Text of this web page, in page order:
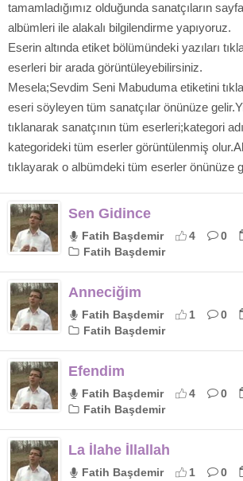
tamamladığımız olduğunda sanatçıların
albümleri ile alakalı bilgilendirme yapıyoruz.
Eserin altında etiket bölümündeki yazıları
eserleri bir arada görüntüleyebilirsiniz.
Mesela;Sevdim Seni Mabuduma etiketini
eseri söyleyen tüm sanatçılar önünüze
tıklanarak sanatçının tüm eserleri;kategori
kategorideki tüm eserler görüntülenmiş
tıklayarak o albümdeki tüm eserler önünüze
Sen Gidince
Fatih Başdemir 4 0
Fatih Başdemir
Anneciğim
Fatih Başdemir 1 0
Fatih Başdemir
Efendim
Fatih Başdemir 4 0
Fatih Başdemir
La İlahe İllallah
Fatih Başdemir 1 0